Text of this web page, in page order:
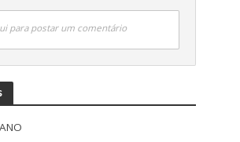
para postar um comentário